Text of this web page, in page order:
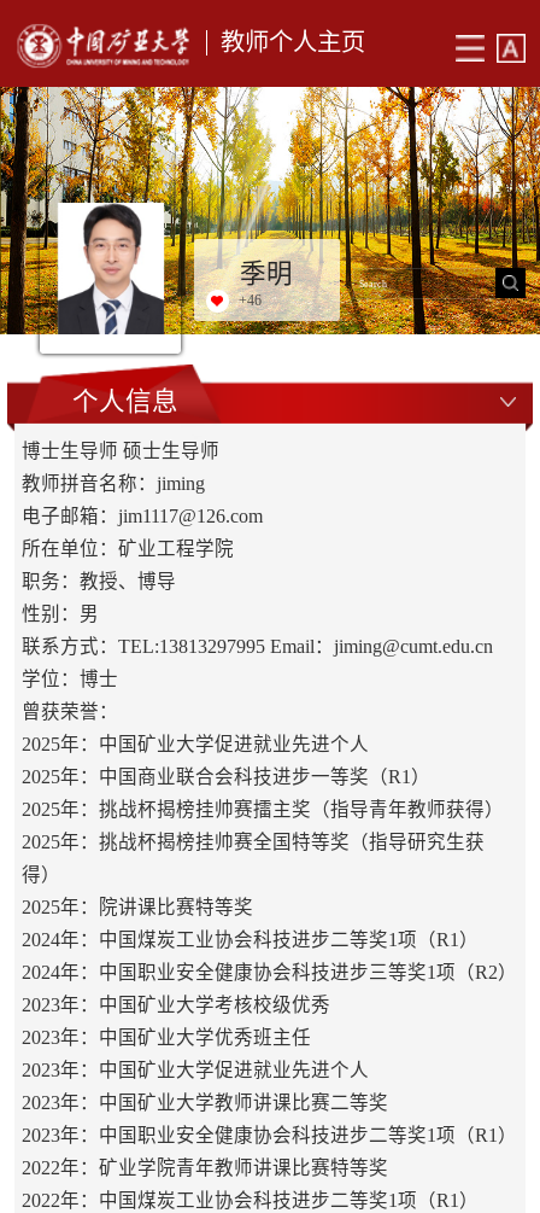
教师个人主页
季明
+46
个人信息
博士生导师 硕士生导师
教师拼音名称：jiming
电子邮箱： jim1117@126.com
所在单位：矿业工程学院
职务：教授、博导
性别：男
联系方式：TEL:13813297995 Email：jiming@cumt.edu.cn
学位：博士
曾获荣誉：
2025年：中国矿业大学促进就业先进个人
2025年：中国商业联合会科技进步一等奖（R1）
2025年：挑战杯揭榜挂帅赛擂主奖（指导青年教师获得）
2025年：挑战杯揭榜挂帅赛全国特等奖（指导研究生获
得）
2025年：院讲课比赛特等奖
2024年：中国煤炭工业协会科技进步二等奖1项（R1）
2024年：中国职业安全健康协会科技进步三等奖1项（R2）
2023年：中国矿业大学考核校级优秀
2023年：中国矿业大学优秀班主任
2023年：中国矿业大学促进就业先进个人
2023年：中国矿业大学教师讲课比赛二等奖
2023年：中国职业安全健康协会科技进步二等奖1项（R1）
2022年：矿业学院青年教师讲课比赛特等奖
2022年：中国煤炭工业协会科技进步二等奖1项（R1）